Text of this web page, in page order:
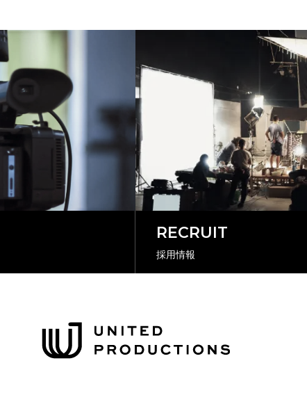
RECRUIT
採用情報